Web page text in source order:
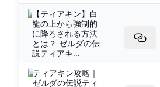
【ティアキン】白
龍の上から強制的
に降ろされる方法
とは？ ゼルダの伝
説ティアキ...
ティアキン攻略｜
ゼルダの伝説ティ